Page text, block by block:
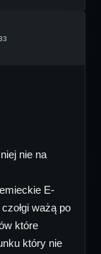
nie na
E-
ważą po
które
który nie